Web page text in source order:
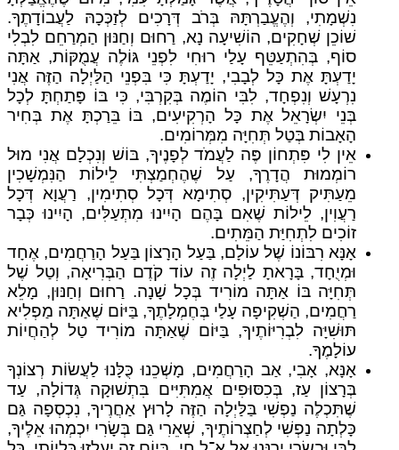
נִשְׁמָתִי, וְהֶעֱבַרְתָּהּ בְּרֹב דְּרָכִים לְזַכְּכָהּ לַעֲבוֹדָתֶךָ.
שׁוֹכֵן שְׁחָקִים, הוֹשִׁיעָה נָא, רַחוּם וְחַנּוּן הַמְרַחֵם לִבְלִי
סוֹף, בְּהִתְעַטֵּף עָלַי רוּחִי לִפְנֵי גּוֹלֶה עֲמֻקּוֹת, אַתָּה
יָדַעְתָּ אֶת כָּל לְבָבִי, יָדַעְתָּ כִּי בִּפְנֵי הַלַּיְלָה הַזֶּה אֲנִי
נִרְעָשׁ וְנִפְחָד, לִבִּי הוֹמֶה בְּקִרְבִּי, כִּי בּוֹ פָּתַחְתָּ לְכָל
בְּנֵי יִשְׂרָאֵל אֶת כָּל הָרְקִיעִים, בּוֹ בֵּרַכְתָּ אֶת בְּחִיר
הָאָבוֹת בְּטַל תְּחִיָּה מִמְּרוֹמִים.
אֵין לִי פִּתְחוֹן פֶּה לַעֲמֹד לְפָנֶיךָ, בּוֹשׁ וְנִכְלָם אֲנִי מוּל
רוֹמְמוּת הֲדָרֶךָ, עַל שֶׁהֶחְמַצְתִּי לֵילוֹת הַנִּמְשָׁכִין
מֵעַתִּיק דְּעַתִּיקִין, סְתִימָא דְּכָל סְתִימִין, רַעֲוָא דְּכָל
רַעֲוִין, לֵילוֹת שֶׁאִם בָּהֶם הָיִינוּ מִתְעַלִּים, הָיִינוּ כְּבָר
זוֹכִים לִתְחִיַּת הַמֵּתִים.
אָנָּא רִבּוֹנוֹ שֶׁל עוֹלָם, בַּעַל הָרָצוֹן בַּעַל הָרַחֲמִים, אֶחָד
וּמְיֻחָד, בָּרָאתָ לַיְלָה זֶה עוֹד קֹדֶם הַבְּרִיאָה, וְטַל שֶׁל
תְּחִיָּה בּוֹ אַתָּה מוֹרִיד בְּכָל שָׁנָה. רַחוּם וְחַנּוּן, מָלֵא
רַחֲמִים, הַשְׁקִיפָה עָלַי בְּחֶמְלָתֶךָ, בַּיּוֹם שֶׁאַתָּה מַפְלִיא
תּוּשִׁיָּה לִבְרִיּוֹתֶיךָ, בַּיּוֹם שֶׁאַתָּה מוֹרִיד טַל לְהַחֲיוֹת
עוֹלָמֶךָ.
אָנָּא, אָבִי, אַב הָרַחֲמִים, מָשְׁכֵנוּ כֻּלָּנוּ לַעֲשׂוֹת רְצוֹנְךָ
בְּרָצוֹן עַז, בְּכִסּוּפִים אֲמִתִּיִּים בִּתְשׁוּקָה גְּדוֹלָה, עַד
שֶׁתִּכְלֶה נַפְשִׁי בַּלַּיְלָה הַזֶּה לָרוּץ אַחֲרֶיךָ, נִכְסְפָה גַּם
כָּלְתָה נַפְשִׁי לְחַצְרוֹתֶיךָ, שְׁאֵרִי גַּם בְּשָׂרִי יִכְמְהוּ אֵלֶיךָ,